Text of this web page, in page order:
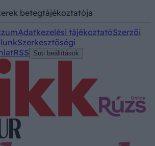
betegtájékoztatója
Adatkezelési tájékoztatóSzerzői
Szerkesztőségi
RSS Süti beállítások